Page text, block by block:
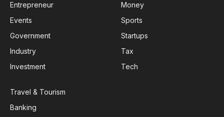
Entrepreneur
Events
Government
Industry
Investment
Money
Sports
Startups
Tax
Tech
Travel & Tourism
Banking